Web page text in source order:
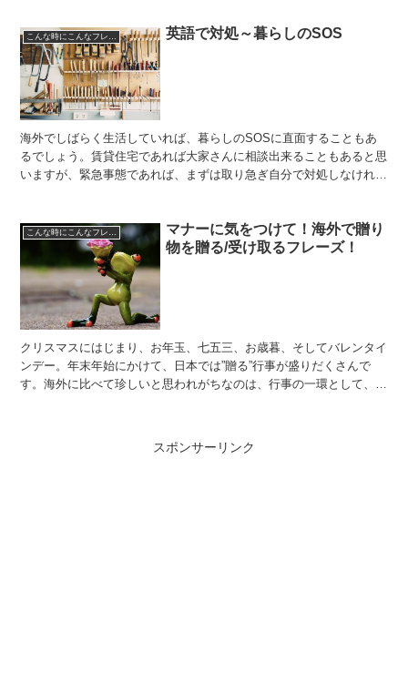
英語で対処～暮らしのSOS
海外でしばらく生活していれば、暮らしのSOSに直面することもあ
るでしょう。賃貸住宅であれば大家さんに相談出来ることもあると思
いますが、緊急事態であれば、まずは取り急ぎ自分で対処しなければ
こんな時にこんなフレーズ
マナーに気をつけて！海外で贈り
物を贈る/受け取るフレーズ！
クリスマスにはじまり、お年玉、七五三、お歳暮、そしてバレンタイ
ンデー。年末年始にかけて、日本では”贈る”行事が盛りだくさんで
す。海外に比べて珍しいと思われがちなのは、行事の一環として、贈
スポンサーリンク